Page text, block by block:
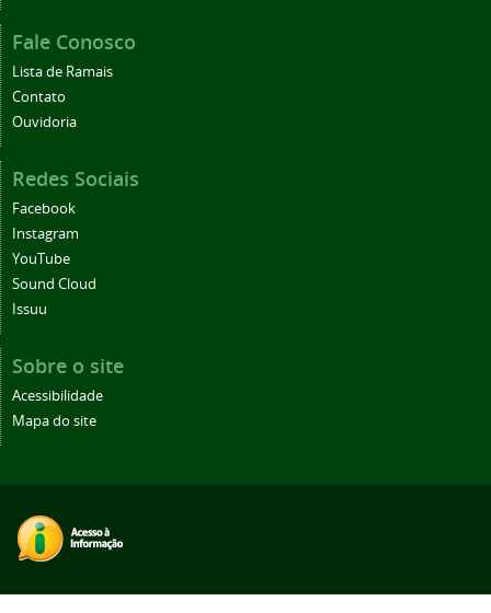
Fale Conosco
Lista de Ramais
Contato
Ouvidoria
Redes Sociais
Facebook
Instagram
YouTube
Sound Cloud
Issuu
Sobre o site
Acessibilidade
Mapa do site